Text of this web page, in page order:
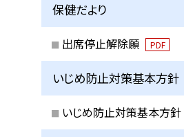
保健だより
出席停止解除願 PDF
いじめ防止対策基本方針
いじめ防止対策基本方針